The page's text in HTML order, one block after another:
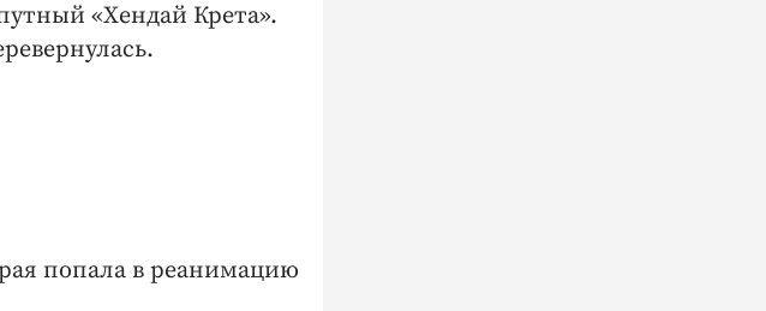
«Хендай Крета».
попала в реанимацию